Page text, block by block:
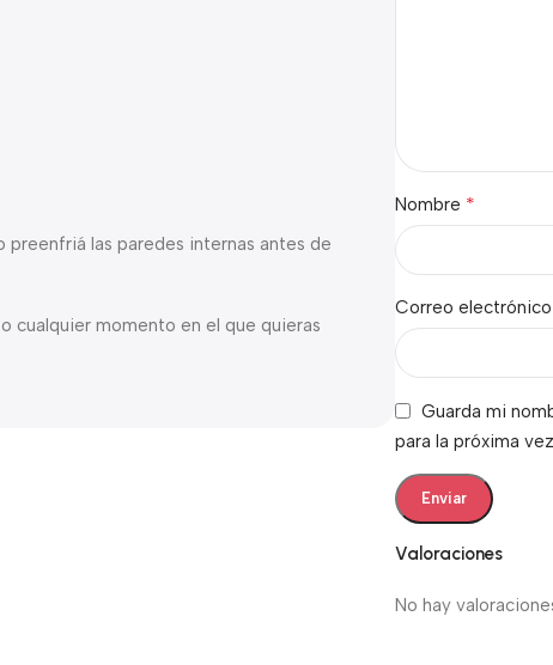
preenfriá las paredes internas antes de
cualquier momento en el que quieras
Valoraciones
No hay
Nombre *
Correo electrónico
Guarda mi
para la próxima